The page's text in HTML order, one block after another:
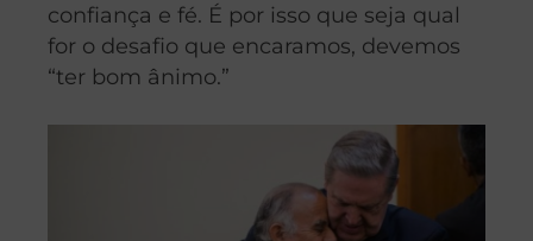
confiança e fé. É por isso que seja qual
for o desafio que encaramos, devemos
“ter bom ânimo.”